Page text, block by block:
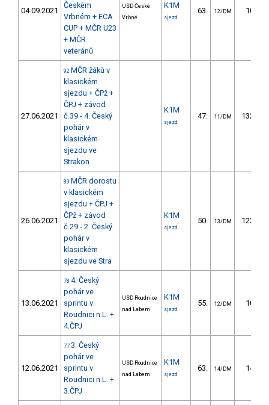
04.09.2021
Českém
Vrbném + ECA
CUP + MČR U23
+ MČR
veteránů
USD České
Vrbné
K1M
sjezd
63. 12/DM 10.38
27.06.2021
92 MČR žáků v
klasickém
sjezdu + ČPž +
ČPJ + závod
č.39 - 4. Český
pohár v
klasickém
sjezdu ve
Strakon
K1M
sjezd
47. 11/DM 132.50
26.06.2021
89 MČR dorostu
v klasickém
sjezdu + ČPJ +
ČPž + závod
č.29 - 2. Český
pohár v
klasickém
sjezdu ve Stra
K1M
sjezd
50. 13/DM 123.93
13.06.2021
78 4. Český
pohár ve
sprintu v
Roudnici n.L. +
4.ČPJ
USD Roudnice
nad Labem
K1M
sjezd
55. 12/DM 10.71
12.06.2021
77 3. Český
pohár ve
sprintu v
Roudnici n.L. +
3.ČPJ
USD Roudnice
nad Labem
K1M
sjezd
63. 14/DM 14.45